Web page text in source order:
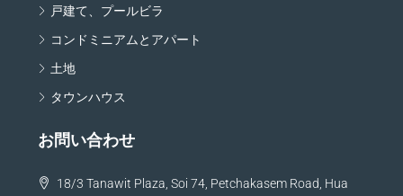
戸建て、プールビラ
コンドミニアムとアパート
土地
タウンハウス
お問い合わせ
18/3 Tanawit Plaza, Soi 74, Petchakasem Road, Hua